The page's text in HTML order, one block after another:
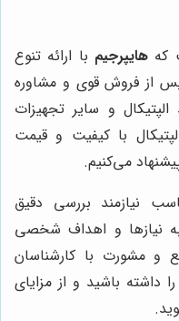
که هایپرجیم با ارائه تنوع
از فروش قوی و مشاوره
و سایر تجهیزات
با کیفیت و قیمت
می‌کنیم.
نیازمند بررسی دقیق
نیازها و اهداف شخصی
و مشورت با کارشناسان
داشته باشید و از مزایای